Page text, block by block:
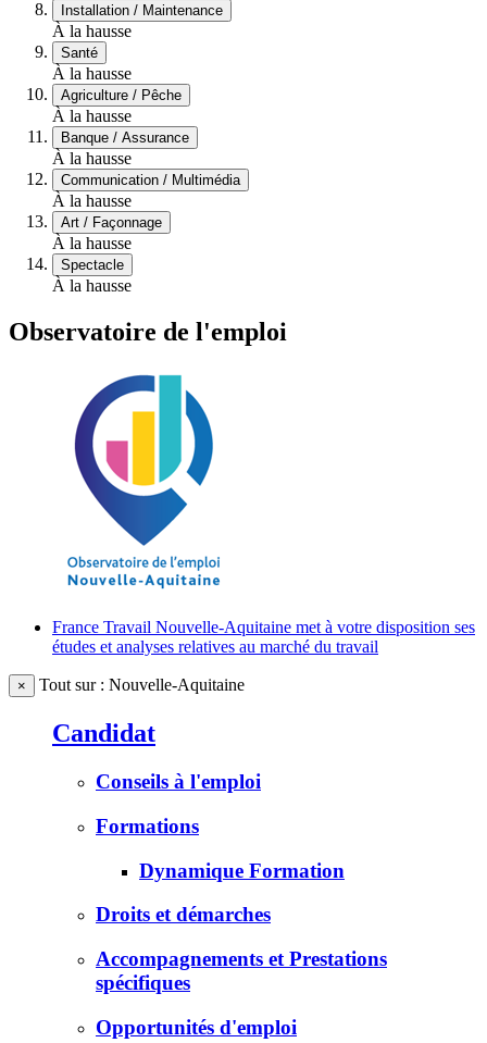
Installation / Maintenance
À la hausse
Santé
À la hausse
Agriculture / Pêche
À la hausse
Banque / Assurance
À la hausse
Communication / Multimédia
À la hausse
Art / Façonnage
À la hausse
Spectacle
À la hausse
Observatoire de l'emploi
France Travail Nouvelle-Aquitaine met à votre disposition ses
études et analyses relatives au marché du travail
× Tout sur : Nouvelle-Aquitaine
Candidat
Conseils à l'emploi
Formations
Dynamique Formation
Droits et démarches
Accompagnements et Prestations
spécifiques
Opportunités d'emploi